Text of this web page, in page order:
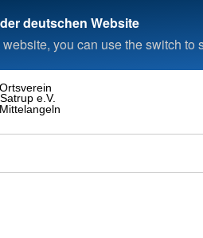
deutschen Website
you can use the switch to
Mittelangeln
Satrup e.V.
Ortsverein